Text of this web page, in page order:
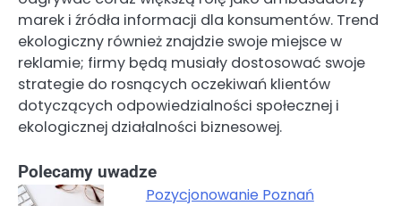
marek i źródła informacji dla konsumentów. Trend
ekologiczny również znajdzie swoje miejsce w
reklamie; firmy będą musiały dostosować swoje
strategie do rosnących oczekiwań klientów
dotyczących odpowiedzialności społecznej i
ekologicznej działalności biznesowej.
Polecamy uwadze
Pozycjonowanie Poznań